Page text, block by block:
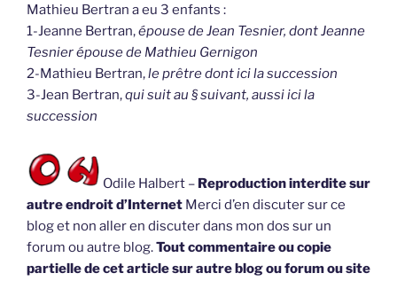
Mathieu Bertran a eu 3 enfants :
1-Jeanne Bertran,épouse de Jean Tesnier, dont Jeanne
Tesnier épouse de Mathieu Gernigon
2-Mathieu Bertran,le prêtre dont ici la succession
3-Jean Bertran,qui suit au § suivant, aussi ici la
succession
Odile Halbert – Reproduction interdite sur
autre endroit d’Internet Merci d’en discuter sur ce
blog et non aller en discuter dans mon dos sur un
forum ou autre blog.Tout commentaire ou copie
partielle de cet article sur autre blog ou forum ou site